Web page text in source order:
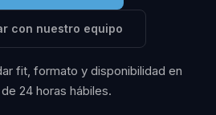
con nuestro equipo
fit, formato y disponibilidad en
24 horas hábiles.